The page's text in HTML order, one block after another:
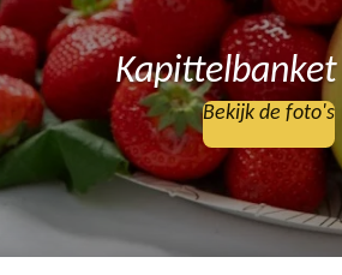
Bekijk de foto's